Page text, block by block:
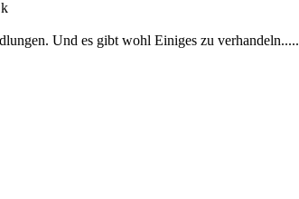
Und es gibt wohl Einiges zu verhandeln.....